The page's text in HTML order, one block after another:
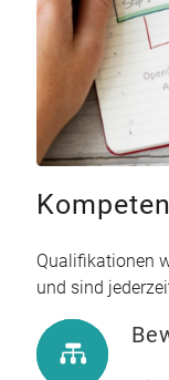
Qualifikationen
und sind